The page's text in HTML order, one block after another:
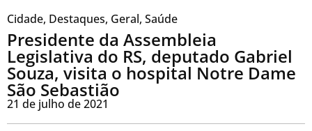
Cidade, Destaques, Geral, Saúde
Presidente da Assembleia
Legislativa do RS, deputado Gabriel
Souza, visita o hospital Notre Dame
São Sebastião
21 de julho de 2021